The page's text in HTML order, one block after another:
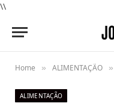
\\
Home » ALIMENTAÇÃO »
ALIMENTAÇÃO